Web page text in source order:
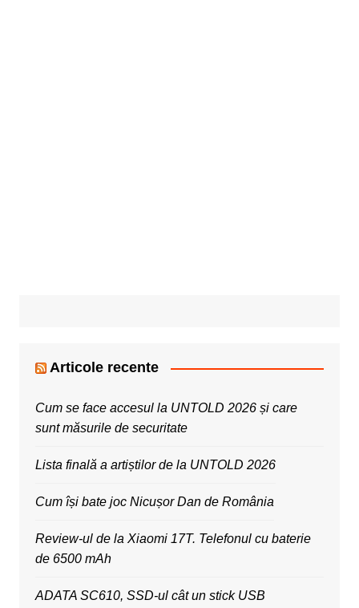
Articole recente
Cum se face accesul la UNTOLD 2026 și care
sunt măsurile de securitate
Lista finală a artiștilor de la UNTOLD 2026
Cum își bate joc Nicușor Dan de România
Review-ul de la Xiaomi 17T. Telefonul cu baterie
de 6500 mAh
ADATA SC610, SSD-ul cât un stick USB